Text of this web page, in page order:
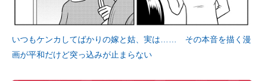
いつもケンカしてばかりの嫁と姑、実は…… その本音を描く漫
画が平和だけど突っ込みが止まらない